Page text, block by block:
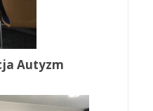
Autyzm